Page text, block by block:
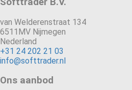
van Welderenstraat 134
6511MV Nijmegen
Nederland
+31 24 202 21 03
info@softtrader.nl
Ons aanbod